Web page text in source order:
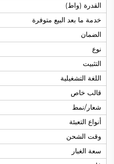
القدرة (واط)
خدمة ما بعد البيع متوفرة
الضمان
نوع
التثبيت
اللغة التشغيلية
قالب خاص
شعار/نمط
أنواع التعبئة
وقت الشحن
سعة الغبار